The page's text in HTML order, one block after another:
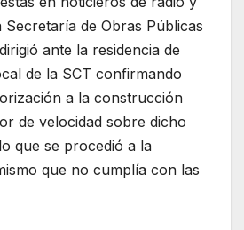
Secretaría de Obras Públicas
ante la residencia de
de la SCT confirmando
a la construcción
de velocidad sobre dicho
que se procedió a la
que no cumplía con las